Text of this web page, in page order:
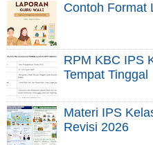
Contoh Format
RPM KBC IPS
Tempat Tinggal
Materi IPS
Revisi 2026